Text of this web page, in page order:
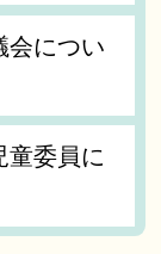
会につい
童委員に